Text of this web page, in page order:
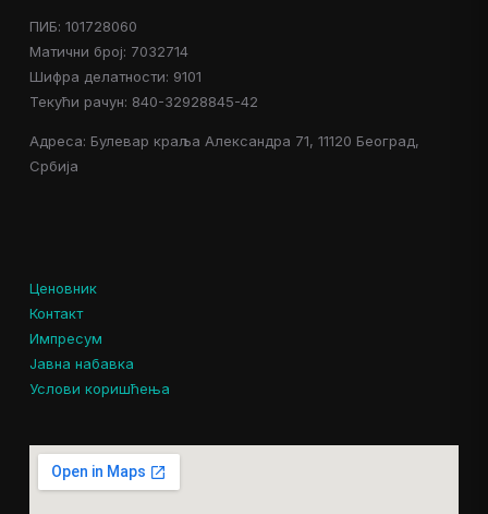
ПИБ: 101728060
Матични број: 7032714
Шифра делатности: 9101
Текући рачун: 840-32928845-42
Адреса: Булевар краља Александра 71, 11120 Београд,
Србија
Ценовник
Контакт
Импресум
Јавна набавка
Услови коришћења